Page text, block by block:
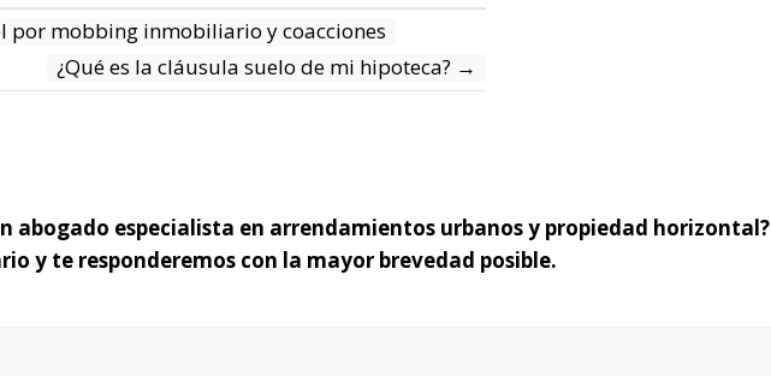
por mobbing inmobiliario y coacciones
¿Qué es la cláusula suelo de mi hipoteca? →
abogado especialista en arrendamientos urbanos y propiedad horizontal?
y te responderemos con la mayor brevedad posible.